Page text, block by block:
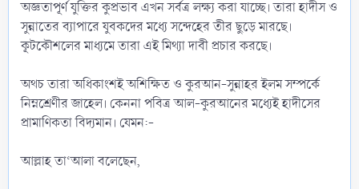
অজ্ঞতাপূর্ণ যুক্তির কুপ্রভাব এখন সর্বত্র লক্ষ্য করা যাচ্ছে। তারা হাদীস ও
সুন্নাতের ব্যাপারে যুবকদের মধ্যে সন্দেহের তীর ছুড়ে মারছে।
কূটকৌশলের মাধ্যমে তারা এই মিথ্যা দাবী প্রচার করছে।
অথচ তারা অধিকাংশই অশিক্ষিত ও কুরআন-সুন্নাহর ইলম সম্পর্কে
নিম্নশ্রেণীর জাহেল। কেননা পবিত্র আল-কুরআনের মধ্যেই হাদীসের
প্রামাণিকতা বিদ্যমান। যেমন:-
আল্লাহ তা‘আলা বলেছেন,